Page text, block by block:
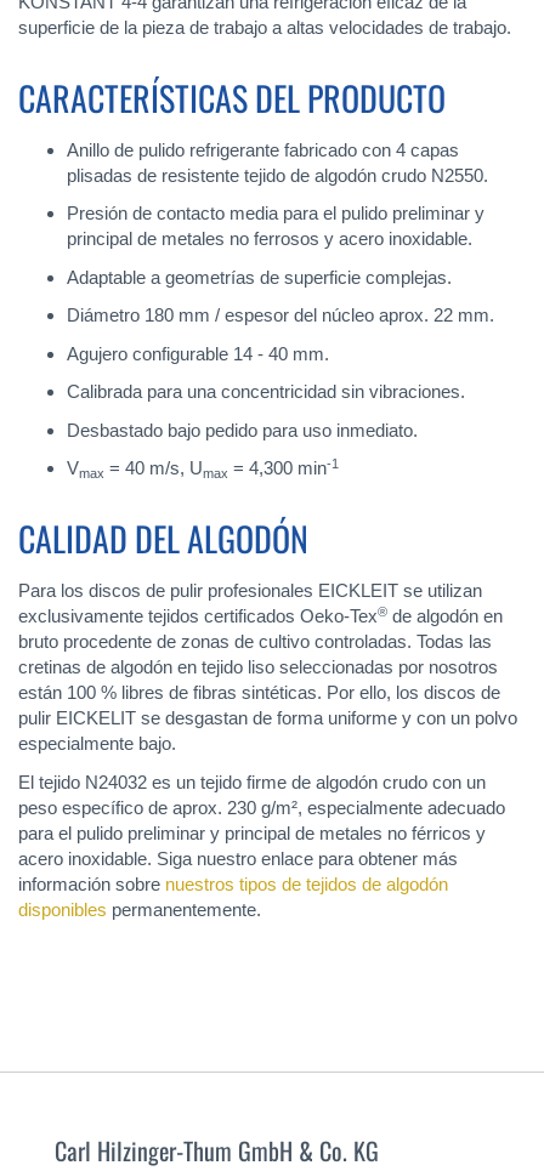
superficie de la pieza de trabajo a altas velocidades de trabajo.
CARACTERÍSTICAS DEL PRODUCTO
Anillo de pulido refrigerante fabricado con 4 capas
plisadas de resistente tejido de algodón crudo N2550.
Presión de contacto media para el pulido preliminar y
principal de metales no ferrosos y acero inoxidable.
Adaptable a geometrías de superficie complejas.
Diámetro 180 mm / espesor del núcleo aprox. 22 mm.
Agujero configurable 14 - 40 mm.
Calibrada para una concentricidad sin vibraciones.
Desbastado bajo pedido para uso inmediato.
Vmax = 40 m/s, Umax = 4,300 min-1
CALIDAD DEL ALGODÓN
Para los discos de pulir profesionales EICKLEIT se utilizan
exclusivamente tejidos certificados Oeko-Tex® de algodón en
bruto procedente de zonas de cultivo controladas. Todas las
cretinas de algodón en tejido liso seleccionadas por nosotros
están 100 % libres de fibras sintéticas. Por ello, los discos de
pulir EICKELIT se desgastan de forma uniforme y con un polvo
especialmente bajo.
El tejido N24032 es un tejido firme de algodón crudo con un
peso específico de aprox. 230 g/m², especialmente adecuado
para el pulido preliminar y principal de metales no férricos y
acero inoxidable. Siga nuestro enlace para obtener más
información sobre nuestros tipos de tejidos de algodón
disponibles permanentemente.
Carl Hilzinger-Thum GmbH & Co. KG